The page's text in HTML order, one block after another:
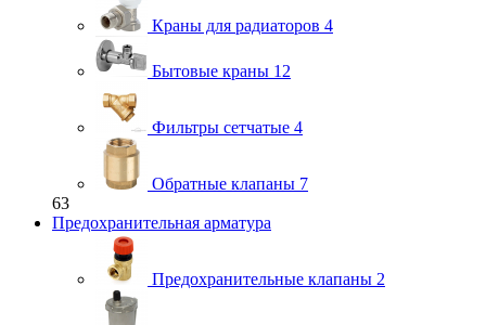
Краны для радиаторов 4
Бытовые краны 12
Фильтры сетчатые 4
Обратные клапаны 7
63
Предохранительная арматура
Предохранительные клапаны 2